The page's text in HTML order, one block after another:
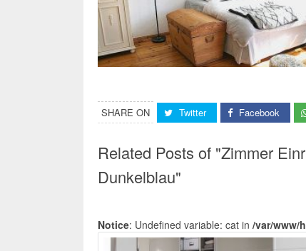
SHARE ON Twitter Facebook
Related Posts of "Zimmer
Dunkelblau"
Notice: Undefined variable: cat in /var/www/